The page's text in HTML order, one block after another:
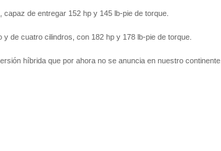
de entregar 152 hp y 145 lb-pie de torque.
de cuatro cilindros, con 182 hp y 178 lb-pie de torque.
híbrida que por ahora no se anuncia en nuestro continente.